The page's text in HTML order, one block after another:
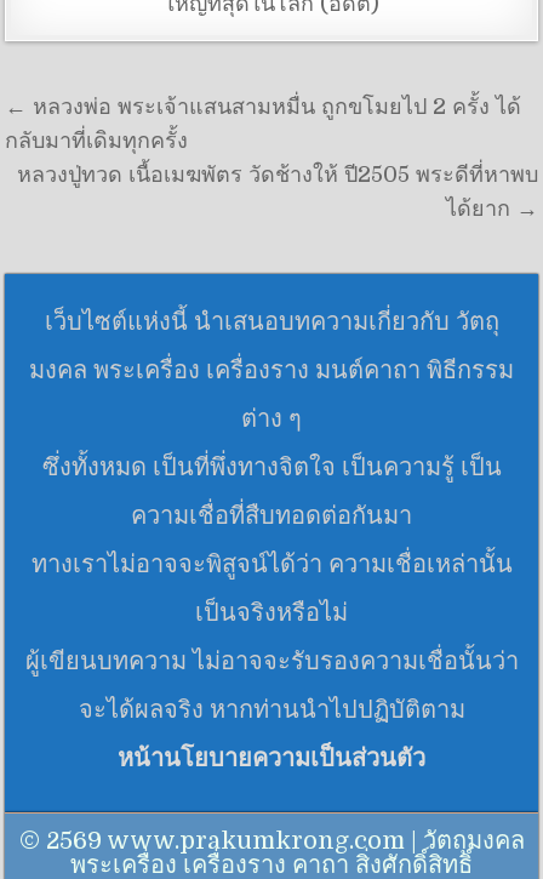
แนะแนวเรื่อง
← หลวงพ่อ พระเจ้าแสนสามหมื่น ถูกขโมยไป 2 ครั้ง ได้
กลับมาที่เดิมทุกครั้ง
หลวงปู่ทวด เนื้อเมฆพัตร วัดช้างให้ ปี2505 พระดีที่หาพบ
ได้ยาก →
เว็บไซต์แห่งนี้ นำเสนอบทความเกี่ยวกับ วัตถุ
มงคล พระเครื่อง เครื่องราง มนต์คาถา พิธีกรรม
ต่าง ๆ
ซึ่งทั้งหมด เป็นที่พึ่งทางจิตใจ เป็นความรู้ เป็น
ความเชื่อที่สืบทอดต่อกันมา
ทางเราไม่อาจจะพิสูจน์ได้ว่า ความเชื่อเหล่านั้น
เป็นจริงหรือไม่
ผู้เขียนบทความ ไม่อาจจะรับรองความเชื่อนั้นว่า
จะได้ผลจริง หากท่านนำไปปฏิบัติตาม
หน้านโยบายความเป็นส่วนตัว
© 2569 www.prakumkrong.com | วัตถุมงคล
พระเครื่อง เครื่องราง คาถา สิ่งศักดิ์สิทธิ์